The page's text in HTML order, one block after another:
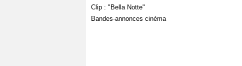
Clip : "Bella Notte"
Bandes-annonces cinéma